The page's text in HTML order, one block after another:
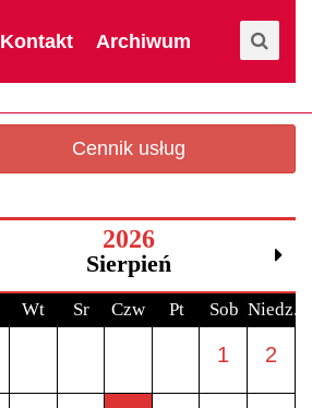
Kontakt Archiwum
Cennik usług
2026
Sierpień
Wt Sr Czw Pt Sob Niedz.
1 2